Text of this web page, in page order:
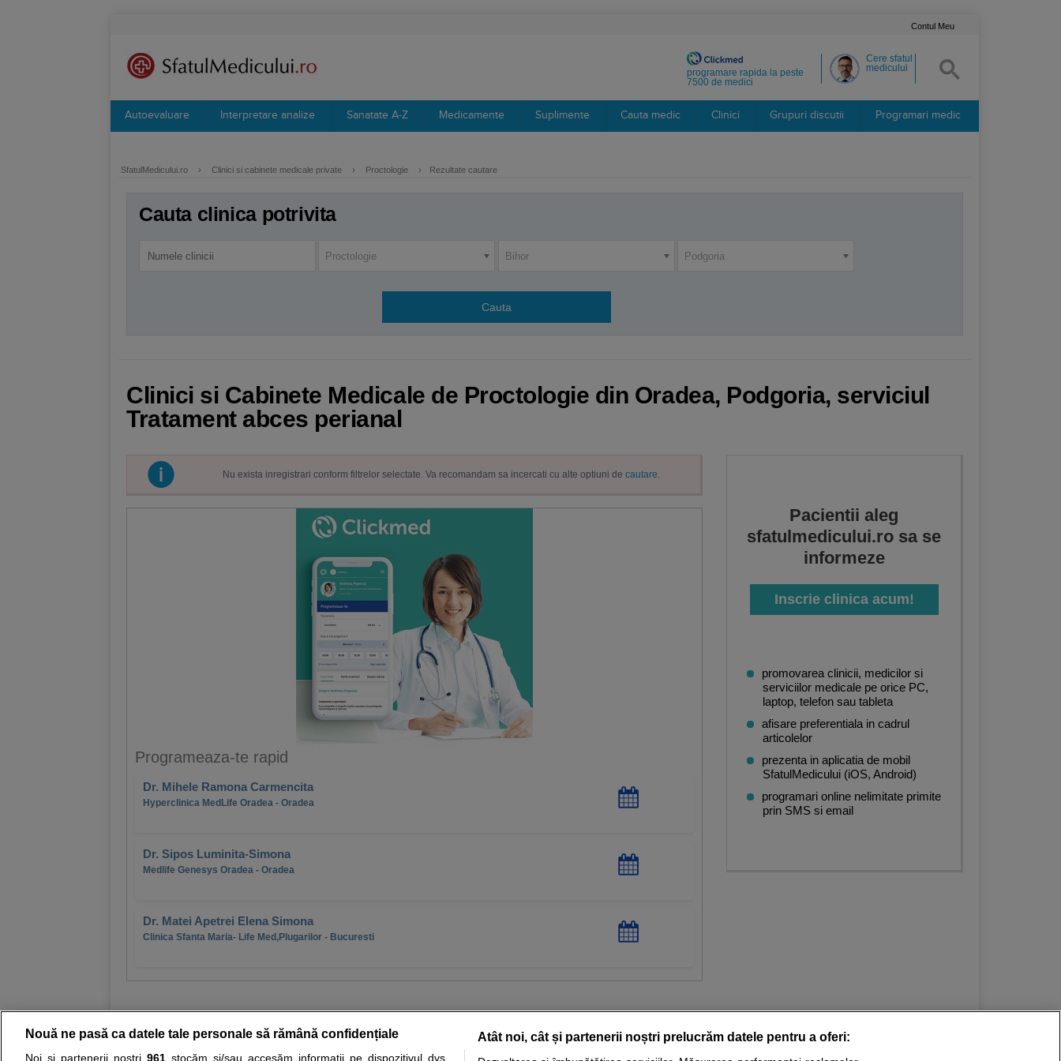
Contul Meu
Cere sfatul
medicului
programare rapida la peste
7500 de medici
Autoevaluare Interpretare analize Sanatate A-Z Medicamente Suplimente Cauta medic Clinici Grupuri discutii Programari medic
SfatulMedicului.ro › Clinici si cabinete medicale private › Proctologie › Rezultate cautare
Cauta clinica potrivita
Proctologie Bihor Podgoria
Clinici si Cabinete Medicale de Proctologie din Oradea, Podgoria, serviciul
Tratament abces perianal
Nu exista inregistrari conform filtrelor selectate. Va recomandam sa incercati cu alte optiuni de cautare.
Programeaza-te rapid
Dr. Mihele Ramona Carmencita
Hyperclinica MedLife Oradea - Oradea
Dr. Sipos Luminita-Simona
Medlife Genesys Oradea - Oradea
Dr. Matei Apetrei Elena Simona
Clinica Sfanta Maria- Life Med,Plugarilor - Bucuresti
Pacientii aleg
sfatulmedicului.ro sa se
informeze
Inscrie clinica acum!
promovarea clinicii, medicilor si
serviciilor medicale pe orice PC,
laptop, telefon sau tableta
afisare preferentiala in cadrul
articolelor
prezenta in aplicatia de mobil
SfatulMedicului (iOS, Android)
programari online nelimitate primite
prin SMS si email
Nouă ne pasă ca datele tale personale să rămână confidențiale
Noi și partenerii noștri 961stocăm și/sau accesăm informații pe dispozitivul dvs.,
Atât noi, cât și partenerii noștri prelucrăm datele pentru a oferi: